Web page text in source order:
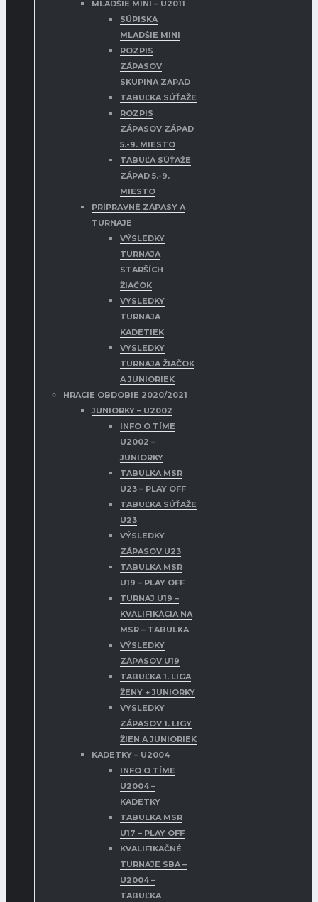
MLADŠIE MINI – U2011
SÚPISKA
MLADŠIE MINI
ROZPIS
ZÁPASOV
SKUPINA ZÁPAD
TABUĽKA SÚŤAŽE
ROZPIS
ZÁPASOV ZÁPAD
5.-9. MIESTO
TABUĽA SÚŤAŽE
ZÁPAD 5.-9.
MIESTO
PRÍPRAVNÉ ZÁPASY A
TURNAJE
VÝSLEDKY
TURNAJA
STARŠÍCH
ŽIAČOK
VÝSLEDKY
TURNAJA
KADETIEK
VÝSLEDKY
TURNAJA ŽIAČOK
A JUNIORIEK
HRACIE OBDOBIE 2020/2021
JUNIORKY – U2002
INFO O TÍME
U2002 –
JUNIORKY
TABULKA MSR
U23 – PLAY OFF
TABUĽKA SÚŤAŽE
U23
VÝSLEDKY
ZÁPASOV U23
TABULKA MSR
U19 – PLAY OFF
TURNAJ U19 –
KVALIFIKÁCIA NA
MSR – TABULKA
VÝSLEDKY
ZÁPASOV U19
TABUĽKA 1. LIGA
ŽENY + JUNIORKY
VÝSLEDKY
ZÁPASOV 1. LIGY
ŽIEN A JUNIORIEK
KADETKY – U2004
INFO O TÍME
U2004 –
KADETKY
TABULKA MSR
U17 – PLAY OFF
KVALIFIKAČNÉ
TURNAJE SBA –
U2004 –
TABUĽKA